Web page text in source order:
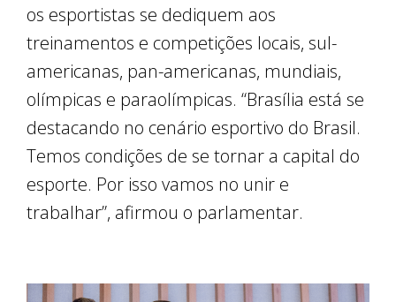
os esportistas se dediquem aos
treinamentos e competições locais, sul-
americanas, pan-americanas, mundiais,
olímpicas e paraolímpicas. “Brasília está se
destacando no cenário esportivo do Brasil.
Temos condições de se tornar a capital do
esporte. Por isso vamos no unir e
trabalhar”, afirmou o parlamentar.